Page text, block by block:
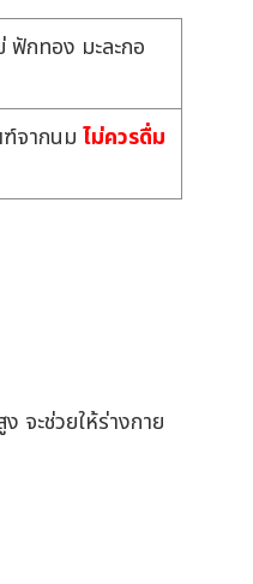
ฟักทอง มะละกอ
จากนม ไม่ควรดื่ม
จะช่วยให้ร่างกาย